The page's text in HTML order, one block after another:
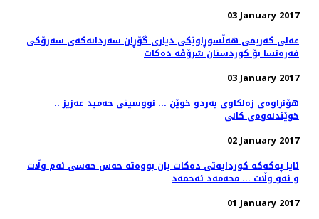
03 January 2017
عەلی کەریمی هەڵسوڕاوێکی دیاری گۆڕان سەردانەکەی سەرۆکی
فەرەنسا بۆ کوردستان شرۆڤە دەکات
03 January 2017
هۆنراوەی زەلکاوی بەردو خوێن ... نووسینی حەمید عەزیز ..
خوێندنەوەی کانی
02 January 2017
ئایا په‌كه‌كه‌ كوردایه‌تی ده‌كات یان بووه‌ته‌ حه‌س حه‌سی ئه‌م وڵات
و ئه‌و وڵات ... محه‌مه‌د ئه‌حمه‌د
01 January 2017